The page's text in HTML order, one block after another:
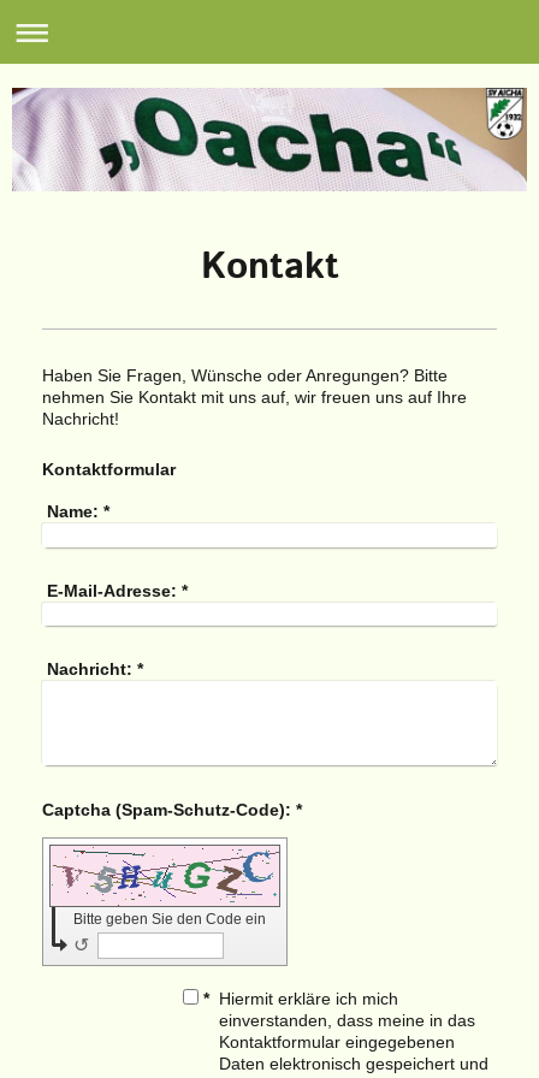
Kontakt
Haben Sie Fragen, Wünsche oder Anregungen? Bitte
nehmen Sie Kontakt mit uns auf, wir freuen uns auf Ihre
Nachricht!
Kontaktformular
Name: *
E-Mail-Adresse: *
Nachricht: *
Captcha (Spam-Schutz-Code): *
Bitte geben Sie den Code ein
↺
* Hiermit erkläre ich mich
einverstanden, dass meine in das
Kontaktformular eingegebenen
Daten elektronisch gespeichert und